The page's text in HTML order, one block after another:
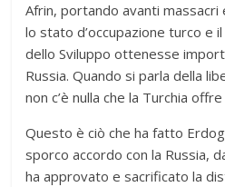
Afrin, portando avanti massacri
lo stato d’occupazione turco e
dello Sviluppo ottenesse
Russia. Quando si parla della
non c’è nulla che la Turchia
Questo è ciò che ha fatto
sporco accordo con la Russia,
ha approvato e sacrificato la